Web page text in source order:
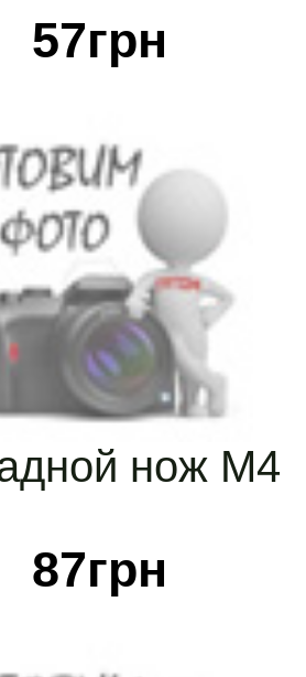
57грн
87грн
нож M4